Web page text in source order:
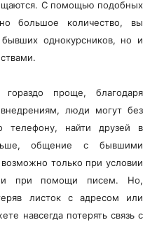
С помощью подобных
большое количество, вы
однокурсников, но и
проще, благодаря
люди могут без
телефону, найти друзей в
общение с бывшими
только при условии
при помощи писем. Но,
листок с адресом или
навсегда потерять связь с